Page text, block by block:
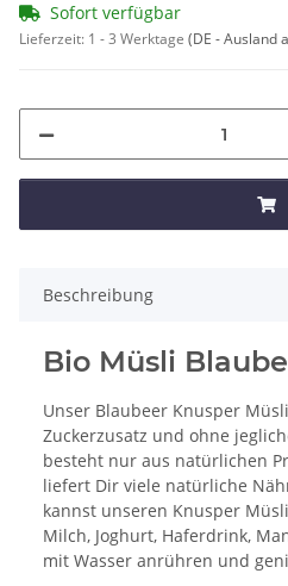
Sofort verfügbar
Lieferzeit: 1 - 3 Werktage (DE - Ausland
Beschreibung
Bio Müsli
Unser Blaubeer Knusper
Zuckerzusatz und ohne
besteht nur aus natürlichen
liefert Dir viele natürliche
kannst unseren Knusper
Milch, Joghurt, Haferdrink,
mit Wasser anrühren und